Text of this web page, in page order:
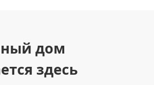
дом
здесь